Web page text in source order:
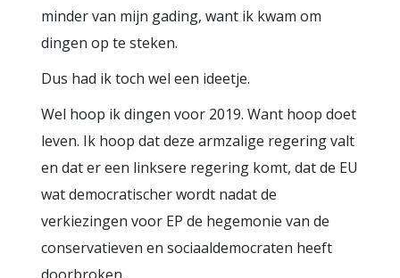
minder van mijn gading, want ik kwam om
dingen op te steken.
Dus had ik toch wel een ideetje.
Wel hoop ik dingen voor 2019. Want hoop doet
leven. Ik hoop dat deze armzalige regering valt
en dat er een linksere regering komt, dat de EU
wat democratischer wordt nadat de
verkiezingen voor EP de hegemonie van de
conservatieven en sociaaldemocraten heeft